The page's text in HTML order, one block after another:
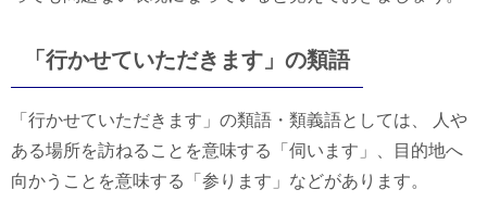
「行かせていただきます」の類語
「行かせていただきます」の類語・類義語としては、 人や
ある場所を訪ねることを意味する「伺います」、目的地へ
向かうことを意味する「参ります」などがあります。